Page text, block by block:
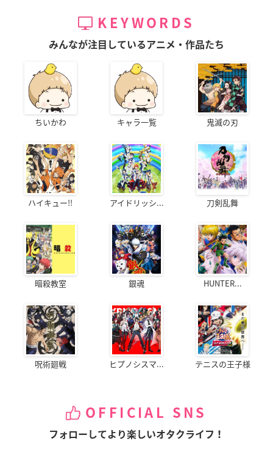
KEYWORDS
みんなが注目しているアニメ・作品たち
ちいかわ キャラ一覧 鬼滅の刃
ハイキュー!! アイドリッシ... 刀剣乱舞
暗殺教室 銀魂 HUNTER...
呪術廻戦 ヒプノシスマ... テニスの王子様
OFFICIAL SNS
フォローしてより楽しいオタクライフ！